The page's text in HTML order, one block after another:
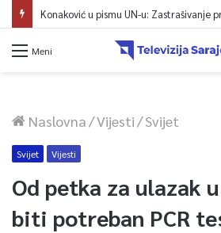
Konaković u pismu UN-u: Zastrašivanje
Meni
Naslovna/Vijesti/Svijet
Svijet Vijesti
Od petka za ulazak
biti potreban PCR